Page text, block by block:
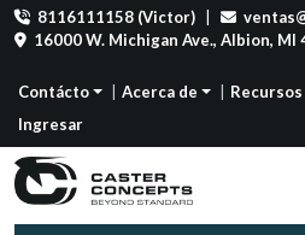
8116111158 (Victor)
16000 W. Michigan Ave., Albion, MI
Contácto Acerca de Recursos
Ingresar